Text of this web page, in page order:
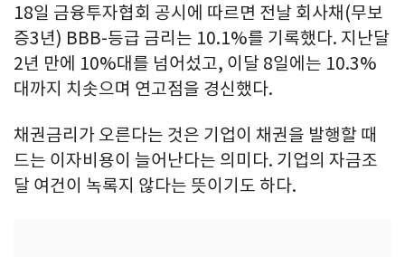
18일 금융투자협회 공시에 따르면 전날 회사채(무보
증3년) BBB-등급 금리는 10.1%를 기록했다. 지난달
2년 만에 10%대를 넘어섰고, 이달 8일에는 10.3%
대까지 치솟으며 연고점을 경신했다.
채권금리가 오른다는 것은 기업이 채권을 발행할 때
드는 이자비용이 늘어난다는 의미다. 기업의 자금조
달 여건이 녹록지 않다는 뜻이기도 하다.